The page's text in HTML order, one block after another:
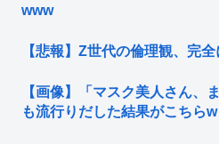
www
【悲報】Z世代の倫理観、完
【画像】「マスク美人さん
も流行りだした結果がこちら